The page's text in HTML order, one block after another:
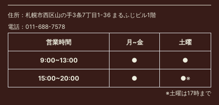
住所：札幌市西区山の手3条7丁目1-36 まるふじビル1階
電話：011-688-7578
営業時間 月~金 土曜
9:00~13:00 ● ●
15:00~20:00 ● ●※
※土曜は17時まで